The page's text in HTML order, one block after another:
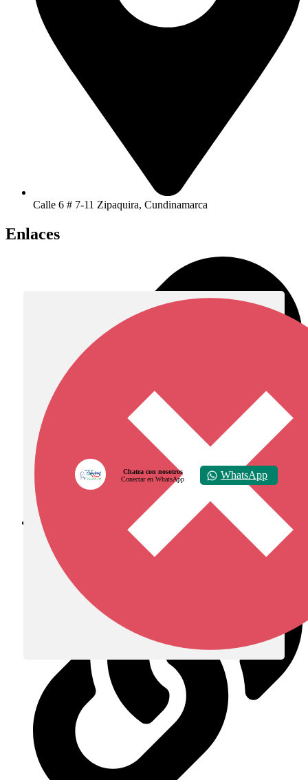
Calle 6 # 7-11 Zipaquira, Cundinamarca
Enlaces
Diócesis de Zipaquirá
Chatea con nosotros
Conectar en WhatsApp
WhatsApp